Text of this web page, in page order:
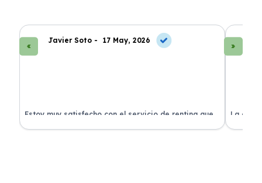
Javier Soto - 17 May, 2026
Estoy muy satisfecho con el servicio de renting que
he contratado. ¡Todo incluido y sin complicaciones!
La
en